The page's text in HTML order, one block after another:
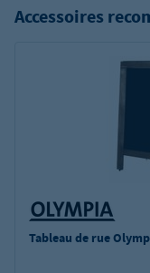
Accessoires
Tableau de rue